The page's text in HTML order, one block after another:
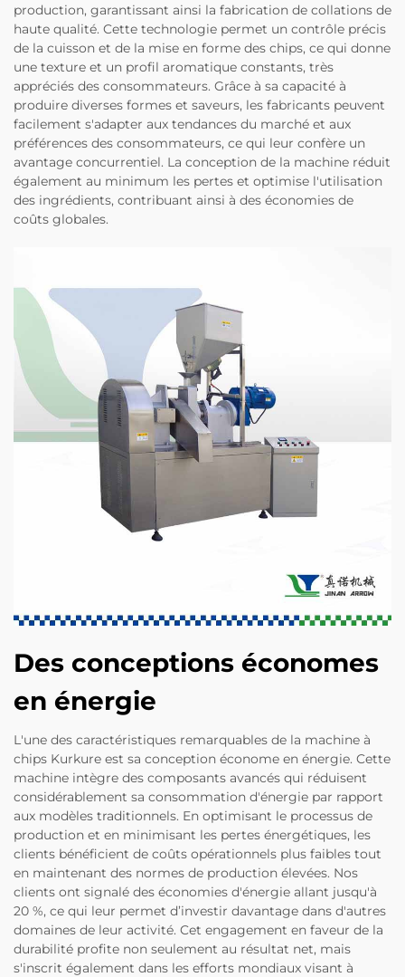
production, garantissant ainsi la fabrication de collations de
haute qualité. Cette technologie permet un contrôle précis
de la cuisson et de la mise en forme des chips, ce qui donne
une texture et un profil aromatique constants, très
appréciés des consommateurs. Grâce à sa capacité à
produire diverses formes et saveurs, les fabricants peuvent
facilement s'adapter aux tendances du marché et aux
préférences des consommateurs, ce qui leur confère un
avantage concurrentiel. La conception de la machine réduit
également au minimum les pertes et optimise l'utilisation
des ingrédients, contribuant ainsi à des économies de
coûts globales.
Des conceptions économes
en énergie
L'une des caractéristiques remarquables de la machine à
chips Kurkure est sa conception économe en énergie. Cette
machine intègre des composants avancés qui réduisent
considérablement sa consommation d'énergie par rapport
aux modèles traditionnels. En optimisant le processus de
production et en minimisant les pertes énergétiques, les
clients bénéficient de coûts opérationnels plus faibles tout
en maintenant des normes de production élevées. Nos
clients ont signalé des économies d'énergie allant jusqu'à
20 %, ce qui leur permet d’investir davantage dans d'autres
domaines de leur activité. Cet engagement en faveur de la
durabilité profite non seulement au résultat net, mais
s'inscrit également dans les efforts mondiaux visant à